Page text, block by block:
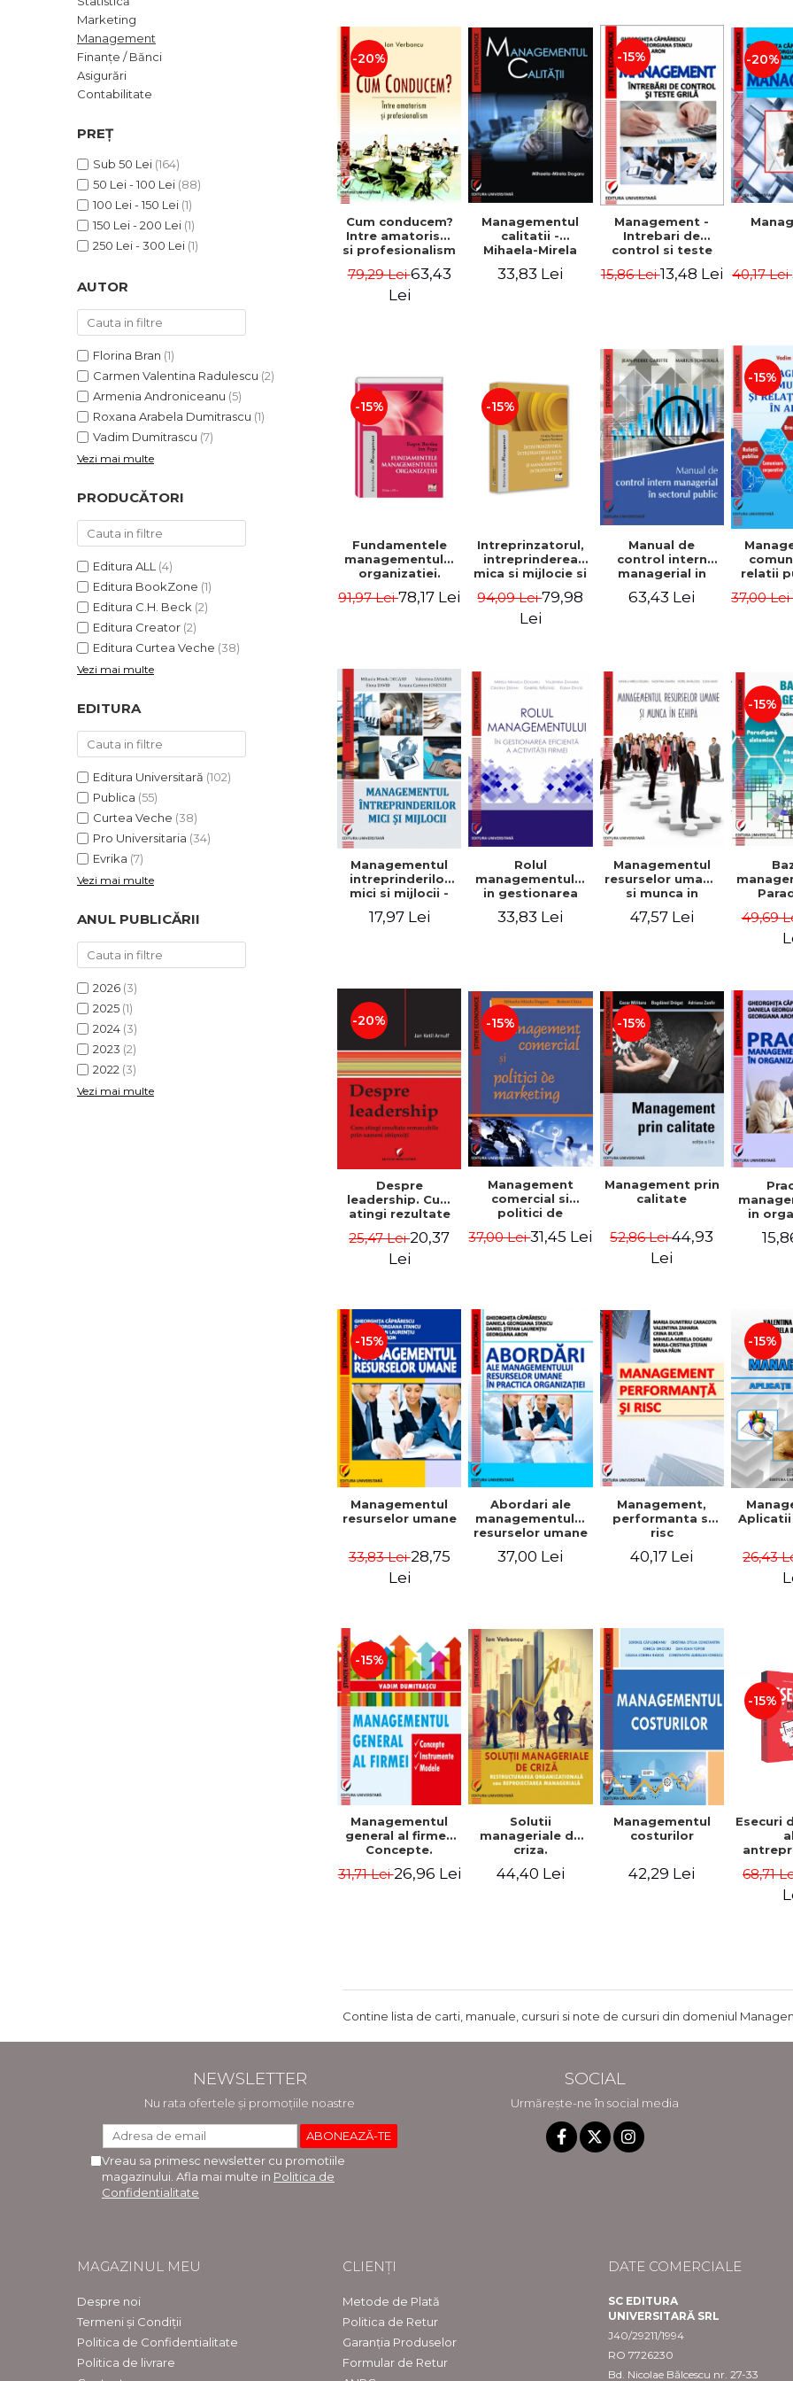
ADMINISTRATIVE
ȘTIINȚE ECONOMICE
ȘTIINȚE EXACTE
EDUCAȚIE FIZICĂ ȘI SPORT
PREUNIVERSITARIA
PACHETE DE STUDIU
PROMOȚIILE LUNII
Cum Cumpăr
Politica de Retur
Formular de Retur
Marketing
Management
Finanțe / Bănci
Asigurări
Contabilitate
PREȚ
Sub 50 Lei (164)
50 Lei - 100 Lei (88)
100 Lei - 150 Lei (1)
150 Lei - 200 Lei (1)
250 Lei - 300 Lei (1)
AUTOR
Florina Bran (1)
Carmen Valentina Radulescu (2)
Armenia Androniceanu (5)
Roxana Arabela Dumitrascu (1)
Vadim Dumitrascu (7)
Vezi mai multe
PRODUCĂTORI
Editura ALL (4)
Editura BookZone (1)
Editura C.H. Beck (2)
Editura Creator (2)
Editura Curtea Veche (38)
Vezi mai multe
EDITURA
Editura Universitară (102)
Publica (55)
Curtea Veche (38)
Pro Universitaria (34)
Evrika (7)
Vezi mai multe
ANUL PUBLICĂRII
2026 (3)
2025 (1)
2024 (3)
2023 (2)
2022 (3)
Vezi mai multe
-20%
Cum conducem?
Intre amatorism
si profesionalism
79,29 Lei63,43
Lei
Managementul
calitatii -
Mihaela-Mirela
33,83 Lei
-15%
Management -
Intrebari de
control si teste
15,86 Lei13,48 Lei
-20%
40,17 Lei
-15%
Fundamentele
managementului
organizatiei.
Eugen Burdus,
91,97 Lei78,17 Lei
-15%
Intreprinzatorul,
intreprinderea
mica si mijlocie si
intreprenorial -
Ovidiu Nicolescu,
94,09 Lei79,98
Lei
Manual de
control intern
managerial in
sectorul public -
Jean-Pierre
63,43 Lei
-15%
relatii
37,00 Lei
Managementul
intreprinderilor
mici si mijlocii -
Elena David,
Mihaela-Mirela
17,97 Lei
Rolul
managementului
in gestionarea
eficienta a
activitatii firmei -
Dogaru,
Valentina Zaharia
33,83 Lei
Managementul
resurselor umane
si munca in
47,57 Lei
-15%
49,69
-20%
Despre
leadership. Cum
atingi rezultate
oameni obisnuiti
25,47 Lei20,37
Lei
-15%
Management
comercial si
politici de
37,00 Lei31,45 Lei
-15%
Management prin
calitate
52,86 Lei44,93
Lei
in
-15%
Managementul
resurselor umane
33,83 Lei28,75
Lei
Abordari ale
managementului
resurselor umane
organizatiei
37,00 Lei
Management,
performanta si
risc
40,17 Lei
-15%
26,43
-15%
Managementul
general al firmei.
Concepte.
Modele
31,71 Lei26,96 Lei
Solutii
manageriale de
criza.
organizationala
44,40 Lei
Managementul
costurilor
42,29 Lei
-15%
Esecuri
esec
68,71
Contine lista de carti, manuale, cursuri si note de cursuri din domeniul
NEWSLETTER
Nu rata ofertele și promoțiile noastre
Vreau sa primesc newsletter cu promotiile
magazinului. Afla mai multe in Politica de
Confidentialitate
SOCIAL
Urmărește-ne în social media
MAGAZINUL MEU
Despre noi
Termeni și Condiții
Politica de Confidentialitate
Politica de livrare
CLIENȚI
Metode de Plată
Politica de Retur
Garanția Produselor
Formular de Retur
DATE COMERCIALE
SC EDITURA
UNIVERSITARĂ SRL
J40/29211/1994
RO 7726230
Bd. Nicolae Bălcescu nr. 27-33